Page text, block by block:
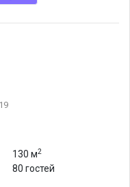
130 м2
80 гостей